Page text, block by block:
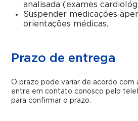
analisada (exames
Suspender medicações
orientações médicas.
Prazo de entrega
O prazo pode variar de acordo com
entre em contato conosco pelo
para confirmar o prazo.